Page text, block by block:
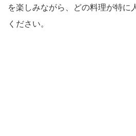
を楽しみながら、どの料理が特に
ください。